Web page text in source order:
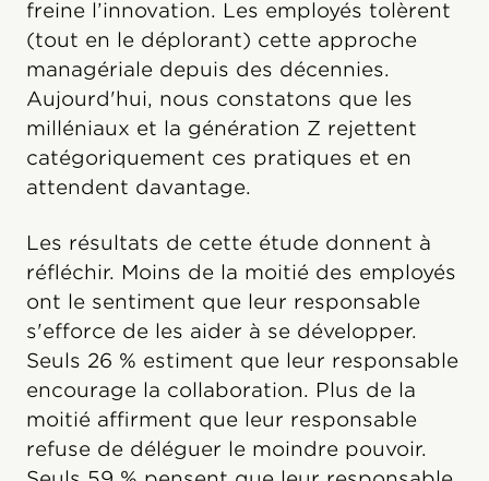
freine l’innovation. Les employés tolèrent
(tout en le déplorant) cette approche
managériale depuis des décennies.
Aujourd'hui, nous constatons que les
milléniaux et la génération Z rejettent
catégoriquement ces pratiques et en
attendent davantage.
Les résultats de cette étude donnent à
réfléchir. Moins de la moitié des employés
ont le sentiment que leur responsable
s'efforce de les aider à se développer.
Seuls 26 % estiment que leur responsable
encourage la collaboration. Plus de la
moitié affirment que leur responsable
refuse de déléguer le moindre pouvoir.